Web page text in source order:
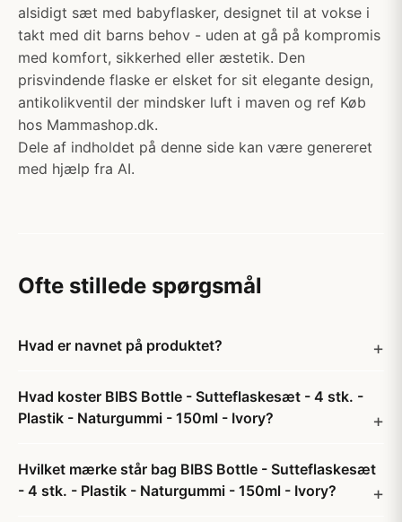
alsidigt sæt med babyflasker, designet til at vokse i
takt med dit barns behov - uden at gå på kompromis
med komfort, sikkerhed eller æstetik. Den
prisvindende flaske er elsket for sit elegante design,
antikolikventil der mindsker luft i maven og ref Køb
hos Mammashop.dk.
Dele af indholdet på denne side kan være genereret
med hjælp fra AI.
Ofte stillede spørgsmål
Hvad er navnet på produktet?
Hvad koster BIBS Bottle - Sutteflaskesæt - 4 stk. -
Plastik - Naturgummi - 150ml - Ivory?
Hvilket mærke står bag BIBS Bottle - Sutteflaskesæt
- 4 stk. - Plastik - Naturgummi - 150ml - Ivory?